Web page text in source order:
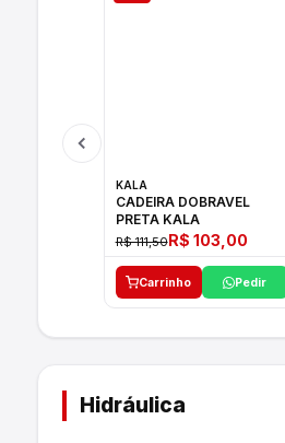
KALA
CADEIRA DOBRAVEL
PRETA KALA
R$ 111,50R$ 103,00
Carrinho Pedir
Hidráulica